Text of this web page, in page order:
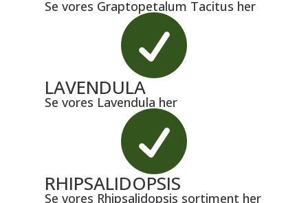
Se vores Graptopetalum Tacitus her

LAVENDULA
Se vores Lavendula her

RHIPSALIDOPSIS
Se vores Rhipsalidopsis sortiment her